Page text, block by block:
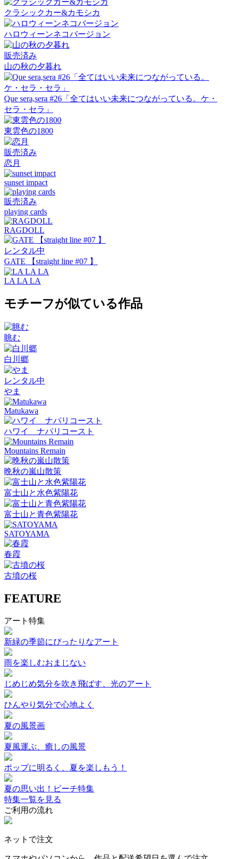
クラシックカー&カモシカ
ハロウィーンネコバージョン
販売済み
山の秋の夕暮れ
Que sera,sera #26「全てはいい未来につながっている。ケ・
セラ・セラ」
東雲色の1800
販売済み
恋月
sunset impact
販売済み
playing cards
RAGDOLL
レンタル中
GATE 【straight line #07 】
LA LA LA
モチーフが似ている作品
眺む
白川郷
レンタル中
やま
Matukawa
ハワイ ナパリコースト
Mountains Remain
晩秋の嵐山散策
富士山と水色紫陽花
富士山と青色紫陽花
SATOYAMA
春霞
古墳の桜
FEATURE
アート特集
新緑の季節にぴったりなアート
雨を楽しむおまじない
じめじめ気分を吹き飛ばす、光のアート
ひんやり気分で心地よく
夏の風景画
夏風運ぶ、癒しの風景
ポップに明るく、夏を楽しもう！
夏の思い出！ビーチ特集
特集一覧を見る
ご利用の流れ
ネットで注文